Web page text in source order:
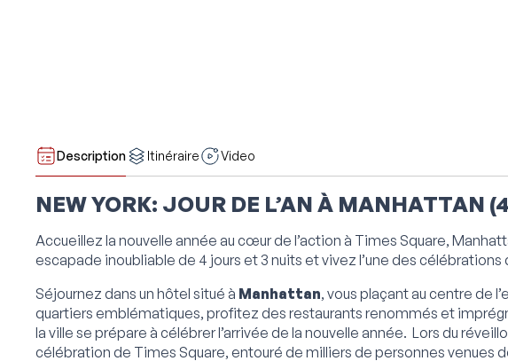
Description Itinéraire Video
NEW YORK: JOUR DE L’AN À MANHATTAN
Accueillez la nouvelle année au cœur de l’action à Times Square,
escapade inoubliable de 4 jours et 3 nuits et vivez l’une des célébrations
Séjournez dans un hôtel situé à Manhattan , vous plaçant au centre de
quartiers emblématiques, profitez des restaurants renommés et
la ville se prépare à célébrer l’arrivée de la nouvelle année. Lors du
célébration de Times Square, entouré de milliers de personnes venues